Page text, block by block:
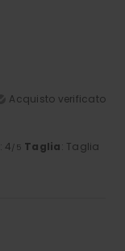
Acquisto verificato
: 4/5 Taglia: Taglia